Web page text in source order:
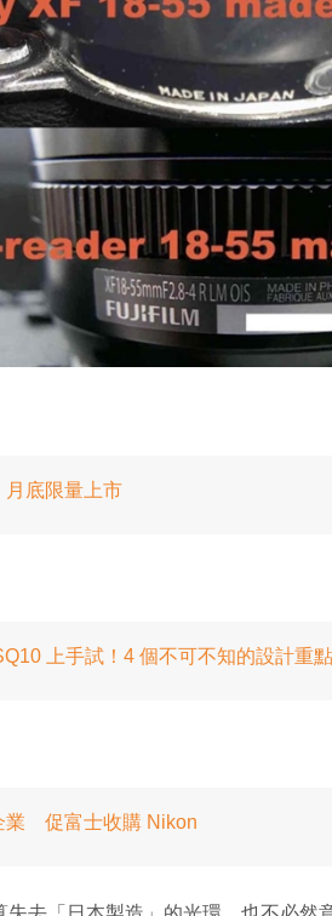
底限量上市
上手試！4 個不可不知的設計重點
業 促富士收購 Nikon